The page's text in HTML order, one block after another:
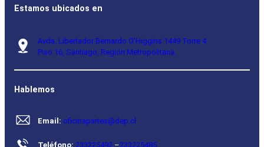
Estamos ubicados en
Avda. Libertador Bernardo O’Higgins 1449 Torre 4
Piso 16, Santiago, Región Metropolitana.
Hablemos
Email: oficinapartes@dep.cl
Teléfono: 233225492 –233225485